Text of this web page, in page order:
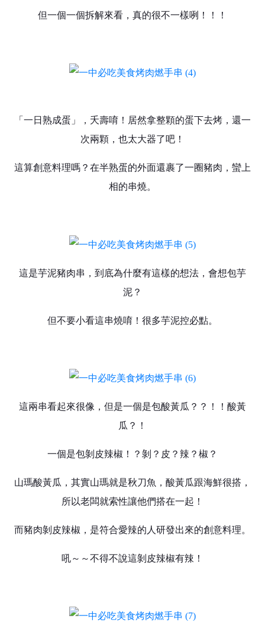
但一個一個拆解來看，真的很不一樣咧！！！
「一日熟成蛋」，夭壽唷！居然拿整顆的蛋下去烤，還一
次兩顆，也太大器了吧！
這算創意料理嗎？在半熟蛋的外面還裹了一圈豬肉，蠻上
相的串燒。
這是芋泥豬肉串，到底為什麼有這樣的想法，會想包芋
泥？
但不要小看這串燒唷！很多芋泥控必點。
這兩串看起來很像，但是一個是包酸黃瓜？？！！酸黃
瓜？！
一個是包剝皮辣椒！？剝？皮？辣？椒？
山瑪酸黃瓜，其實山瑪就是秋刀魚，酸黃瓜跟海鮮很搭，
所以老闆就索性讓他們搭在一起！
而豬肉剝皮辣椒，是符合愛辣的人研發出來的創意料理。
吼～～不得不說這剝皮辣椒有辣！